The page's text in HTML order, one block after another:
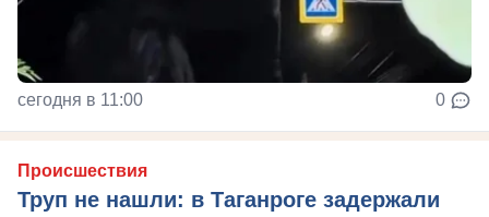
сегодня в 11:00 0
Происшествия
Труп не нашли: в Таганроге задержали